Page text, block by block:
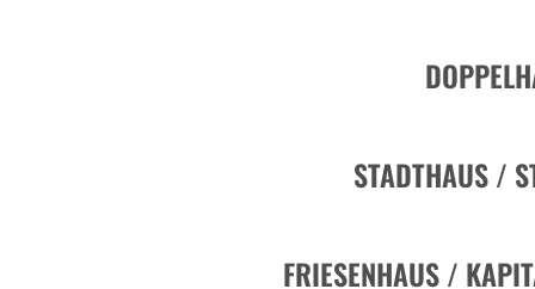
STADTHAUS /
FRIESENHAUS /